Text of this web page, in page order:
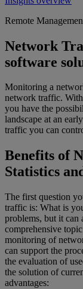
Remote
Network
software
Monitoring a
network traffic.
you have the
landscape at an
traffic you can
Benefits of
Statistics
The first question
traffic is: What is
problems, but it can
comprehensive
monitoring of
can support the
the evaluation of
the solution of
advantages: